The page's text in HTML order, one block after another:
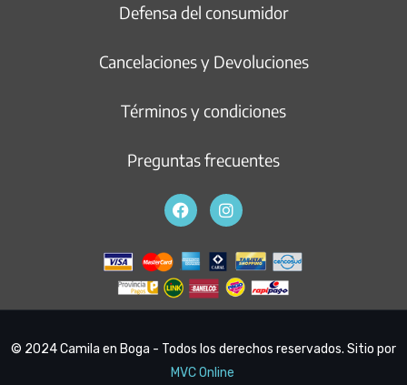
Defensa del consumidor
Cancelaciones y Devoluciones
Términos y condiciones
Preguntas frecuentes
© 2024 Camila en Boga - Todos los derechos reservados. Sitio por
MVC Online